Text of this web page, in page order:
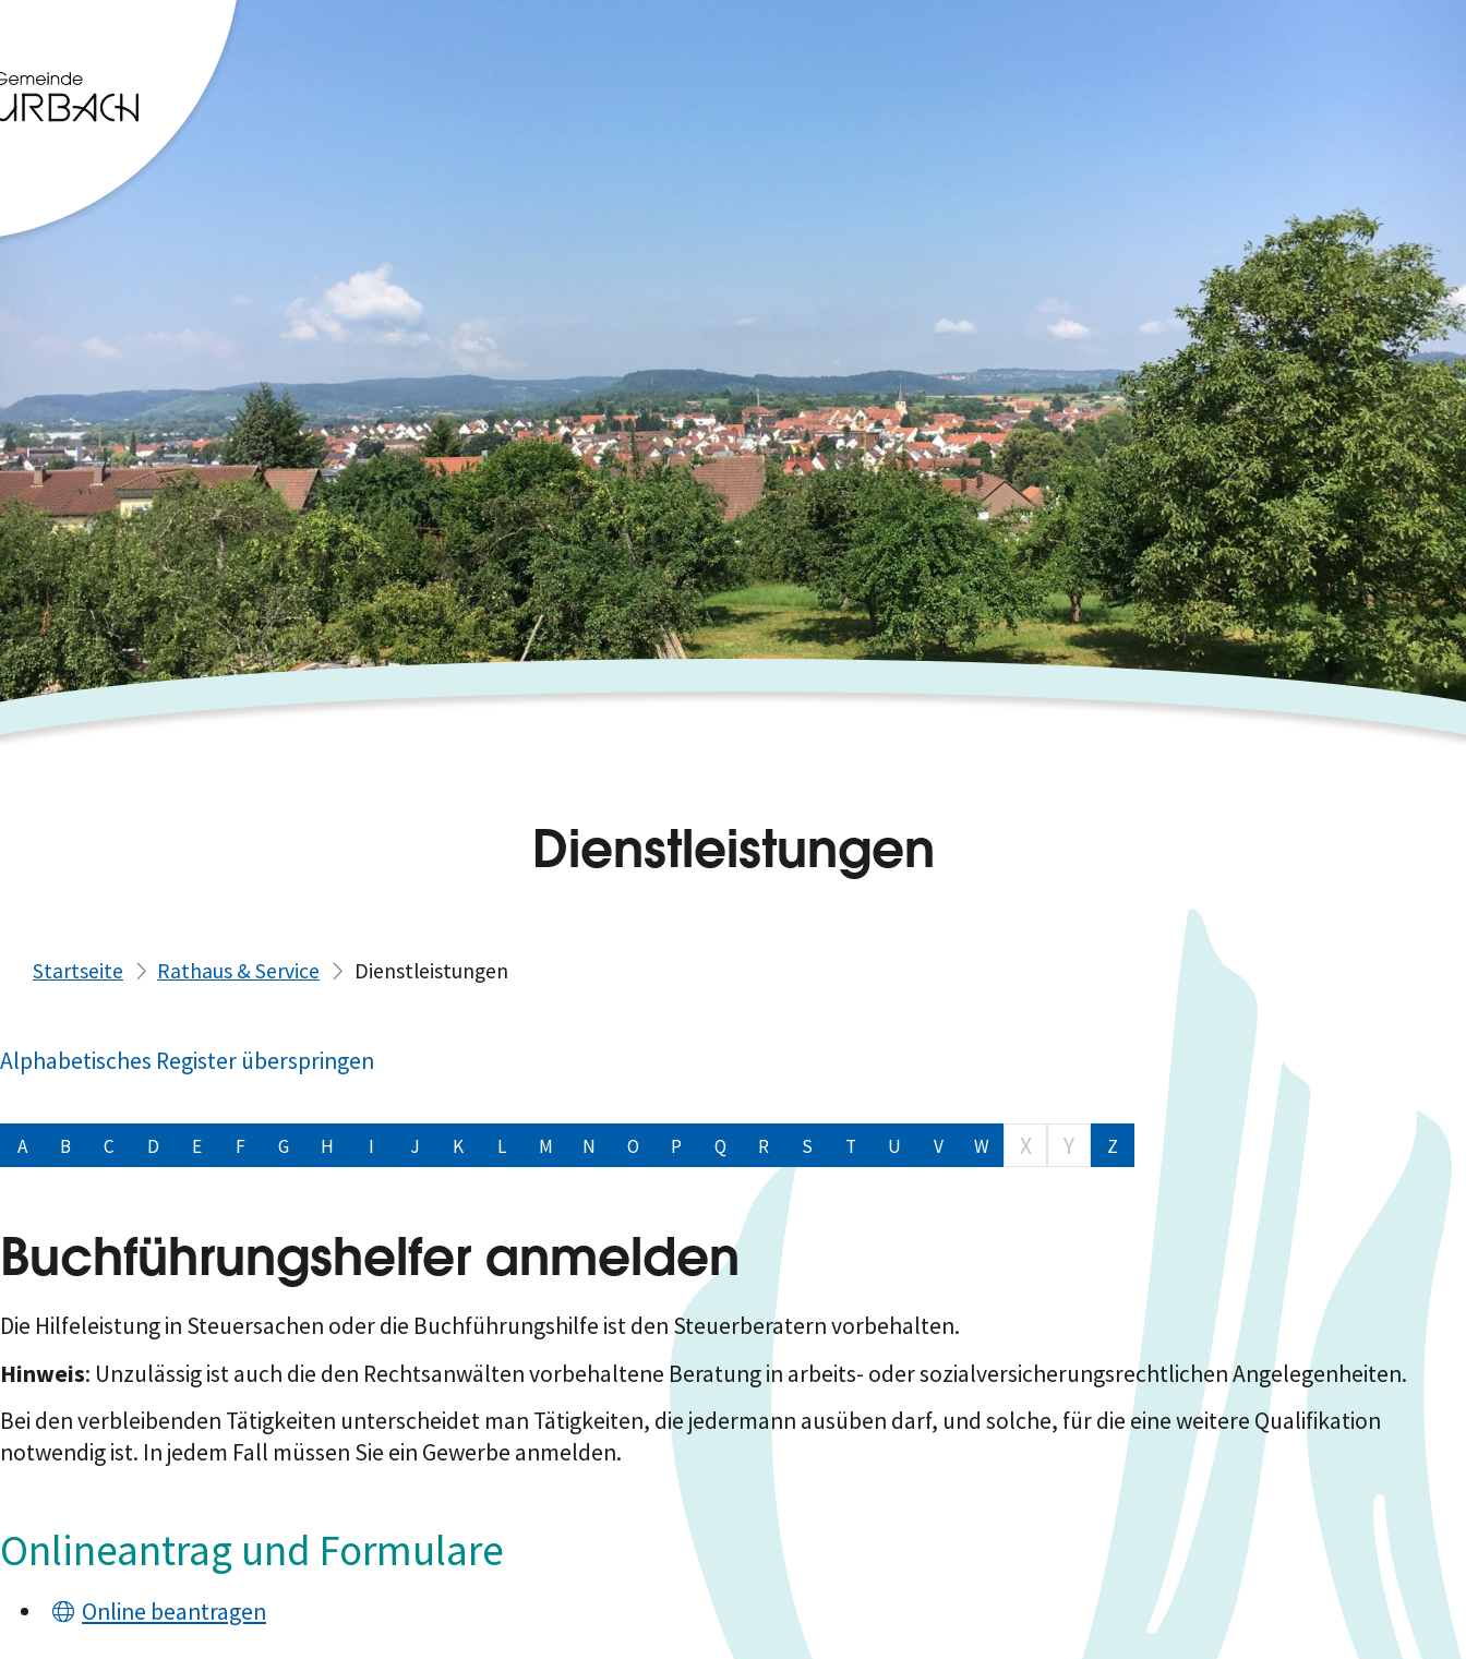
Dienstleistungen
Startseite Rathaus & Service Dienstleistungen
Alphabetisches Register überspringen
A B C D E F G H I J K L M N O P Q R S T U V W X Y Z
Buchführungshelfer anmelden
Die Hilfeleistung in Steuersachen oder die Buchführungshilfe ist den Steuerberatern vorbehalten.
Hinweis: Unzulässig ist auch die den Rechtsanwälten vorbehaltene Beratung in arbeits- oder sozialversicherungsrechtlichen Angelegenheiten.
Bei den verbleibenden Tätigkeiten unterscheidet man Tätigkeiten, die jedermann ausüben darf, und solche, für die eine weitere Qualifikation
notwendig ist. In jedem Fall müssen Sie ein Gewerbe anmelden.
Onlineantrag und Formulare
Online beantragen